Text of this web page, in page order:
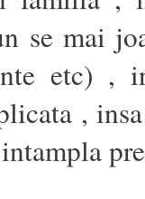
se mai
etc) ,
,